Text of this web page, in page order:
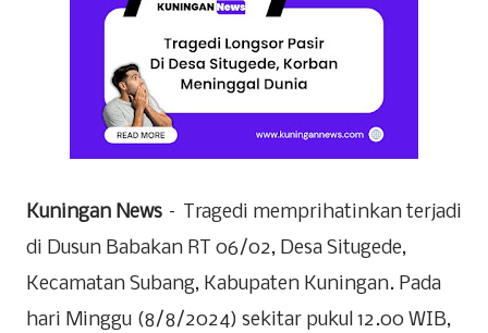
Kuningan News – Tragedi memprihatinkan terjadi
di Dusun Babakan RT 06/02, Desa Situgede,
Kecamatan Subang, Kabupaten Kuningan. Pada
hari Minggu (8/8/2024) sekitar pukul 12.00 WIB,